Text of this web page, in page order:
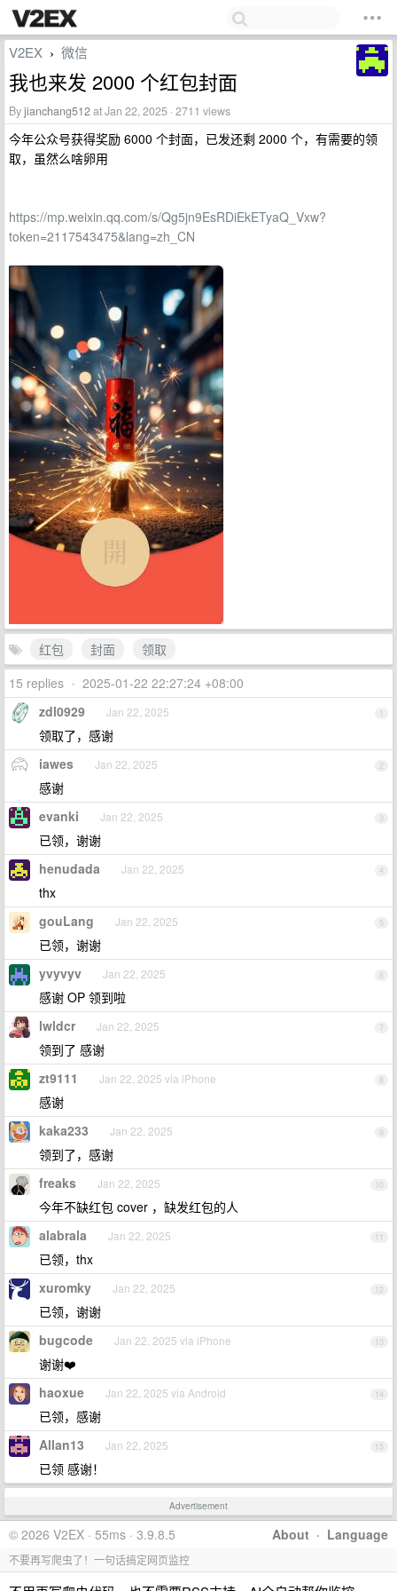
V2EX › 微信
我也来发 2000 个红包封面
Byjianchang512at Jan 22, 2025 · 2711 views
今年公众号获得奖励 6000 个封面，已发还剩 2000 个，有需要的领
取，虽然么啥卵用
https://mp.weixin.qq.com/s/Qg5jn9EsRDiEkETyaQ_Vxw?
token=2117543475&lang=zh_CN
红包 封面
领取
15 replies • 2025-01-22 22:27:24 +08:00
1
zdl0929 Jan 22, 2025
领取了，感谢
2
iawes Jan 22, 2025
感谢
3
evanki Jan 22, 2025
已领，谢谢
4
henudada Jan 22, 2025
thx
5
gouLang Jan 22, 2025
已领，谢谢
6
yvyvyv Jan 22, 2025
感谢 OP 领到啦
7
lwldcr Jan 22, 2025
领到了 感谢
8
zt9111 Jan 22, 2025 via iPhone
感谢
9
kaka233 Jan 22, 2025
领到了，感谢
10
freaks Jan 22, 2025
今年不缺红包 cover ，缺发红包的人
11
alabrala Jan 22, 2025
已领，thx
12
xuromky Jan 22, 2025
已领，谢谢
13
bugcode Jan 22, 2025 via iPhone
谢谢❤️
14
haoxue Jan 22, 2025 via Android
已领，感谢
15
Allan13 Jan 22, 2025
已领 感谢！
Advertisement
About · Language
© 2026 V2EX · 55ms · 3.9.8.5
不要再写爬虫了！一句话搞定网页监控